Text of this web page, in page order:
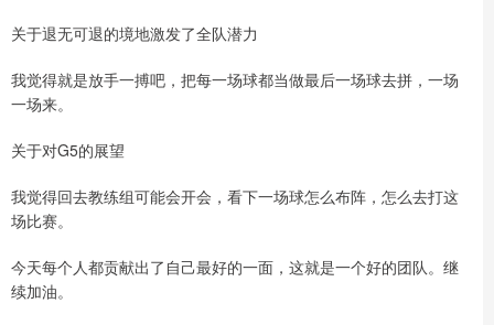
关于退无可退的境地激发了全队潜力
我觉得就是放手一搏吧，把每一场球都当做最后一场球去拼，一场
一场来。
关于对G5的展望
我觉得回去教练组可能会开会，看下一场球怎么布阵，怎么去打这
场比赛。
今天每个人都贡献出了自己最好的一面，这就是一个好的团队。继
续加油。